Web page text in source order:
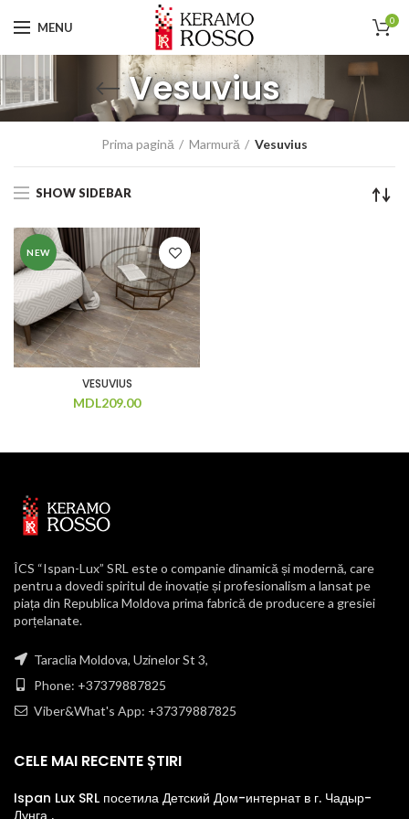
MENU 0
Vesuvius
Prima pagină Marmură Vesuvius
SHOW SIDEBAR
NEW
VESUVIUS
MDL209.00
ÎCS “Ispan-Lux” SRL este o companie dinamică și modernă, care
pentru a dovedi spiritul de inovație și profesionalism a lansat pe
piața din Republica Moldova prima fabrică de producere a gresiei
porțelanate.
Taraclia Moldova, Uzinelor St 3,
Phone: +37379887825
Viber&What's App: +37379887825
CELE MAI RECENTE ȘTIRI
Ispan Lux SRL посетила Детский Дом-интернат в г. Чадыр-
Лунга .